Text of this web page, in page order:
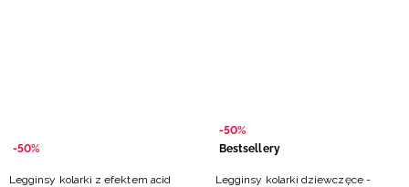
-50%
Legginsy kolarki z efektem acid
-50%
Bestsellery
Legginsy kolarki dziewczęce -